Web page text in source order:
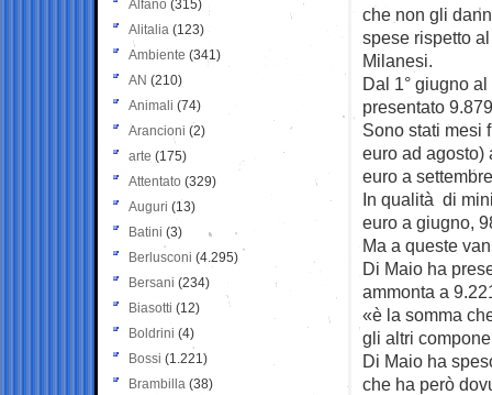
che non gli
spese rispetto
Milanesi.
Dal 1° giugno
presentato
Sono stati mesi
euro ad agosto)
euro a
In qualità di
euro a giugno,
Ma a queste
Di Maio ha
ammonta a
«è la somma
gli altri
Di Maio ha
che ha però
Alfano (315)
Alitalia (123)
Ambiente (341)
AN (210)
Animali (74)
Arancioni (2)
arte (175)
Attentato (329)
Auguri (13)
Batini (3)
Berlusconi (4.295)
Bersani (234)
Biasotti (12)
Boldrini (4)
Bossi (1.221)
Brambilla (38)